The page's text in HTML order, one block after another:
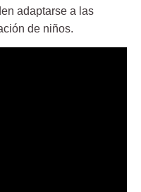
adaptarse a las
de niños.